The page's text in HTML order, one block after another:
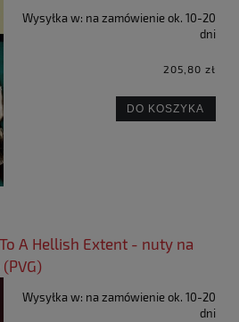
Wysyłka w: na zamówienie ok. 10-20
dni
205,80 zł
DO KOSZYKA
A Hellish Extent - nuty na
Wysyłka w: na zamówienie ok. 10-20
dni